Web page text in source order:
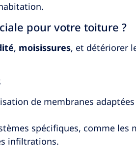
pour votre toiture ?
, moisissures, et détériorer
de membranes
spécifiques, comme les
infiltrations.